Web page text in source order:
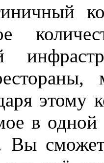
этому
в
Вы